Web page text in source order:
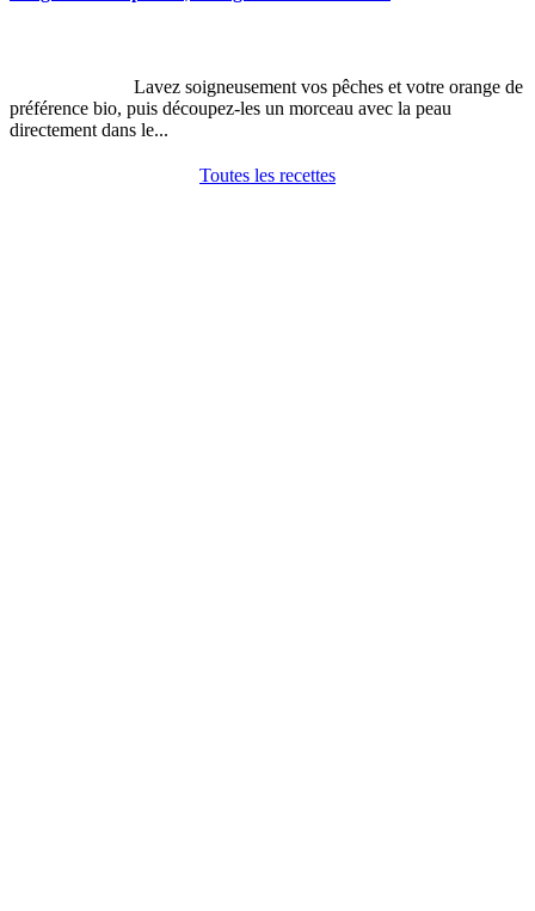
Lavez soigneusement vos pêches et votre orange de
préférence bio, puis découpez-les un morceau avec la peau
directement dans le...
Toutes les recettes